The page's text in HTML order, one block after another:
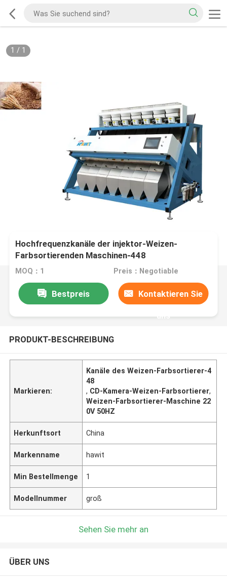
1 / 1
Hochfrequenzkanäle der injektor-Weizen-
Farbsortierenden Maschinen-448
MOQ：1 Preis：Negotiable
Bestpreis Kontaktieren Sie
uns
PRODUKT-BESCHREIBUNG
Markieren:
Kanäle des Weizen-Farbsortierer-4
48
, CD-Kamera-Weizen-Farbsortierer,
Weizen-Farbsortierer-Maschine 22
0V 50HZ
Herkunftsort China
Markenname hawit
Min Bestellmenge 1
Modellnummer groß
Sehen Sie mehr an
ÜBER UNS